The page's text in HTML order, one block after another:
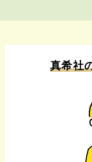
真希社